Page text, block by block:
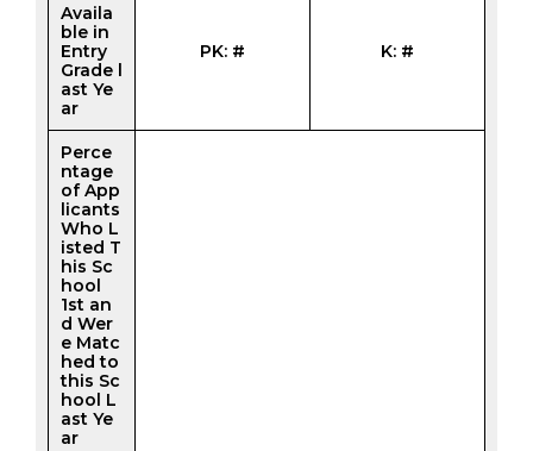
Availa
ble in
Entry
Grade l
ast Ye
ar
PK: # K: #
Perce
ntage
of App
licants
Who L
isted T
his Sc
hool
1st an
d Wer
e Matc
hed to
this Sc
hool L
ast Ye
ar